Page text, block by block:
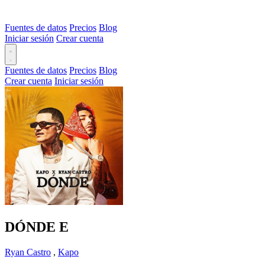
Fuentes de datos Precios Blog
Iniciar sesión Crear cuenta
Fuentes de datos Precios Blog
Crear cuenta Iniciar sesión
DÓNDE E
Ryan Castro , Kapo